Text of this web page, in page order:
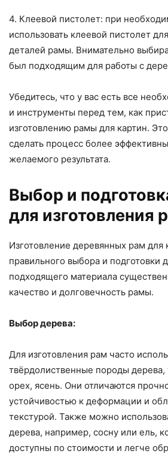
4. Клеевой пистолет: при
использовать клеевой пистолет
деталей рамы. Внимательно
был подходящим для работы с
Убедитесь, что у вас есть все
и инструменты перед тем, как
изготовлению рамы для картин.
сделать процесс более
желаемого результата.
Выбор и
для изготовления
Изготовление деревянных рам для
правильного выбора и подготовки
подходящего материала
качество и долговечность рамы.
Выбор дерева:
Для изготовления рам часто
твёрдолиственные породы дерева,
орех, ясень. Они отличаются
устойчивостью к деформации и
текстурой. Также можно
дерева, например, сосну или ель,
доступны по стоимости и легче